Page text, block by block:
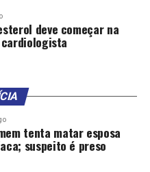
deve começar na
tenta matar esposa
suspeito é preso